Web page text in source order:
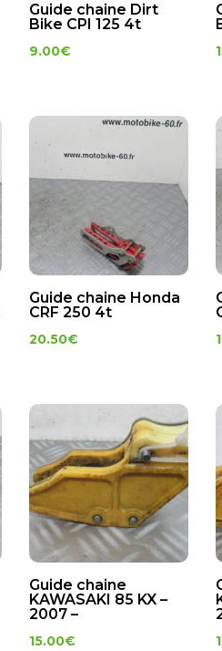
Guide chaine Dirt
Bike CPI 125 4t
9.00€
Guide chaine Honda
CRF 250 4t
20.50€
Guide chaine
KAWASAKI 85 KX –
2007 –
15.00€